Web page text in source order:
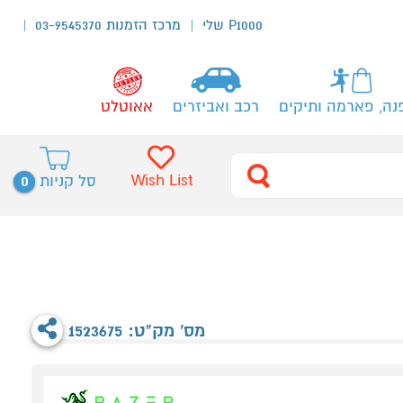
P1000 שלי מרכז הזמנות 03-9545370
פארמה ותיקים רכב ואביזרים אאוטלט
סל קניות 0 Wish List
מס' מק"ט: 1523675